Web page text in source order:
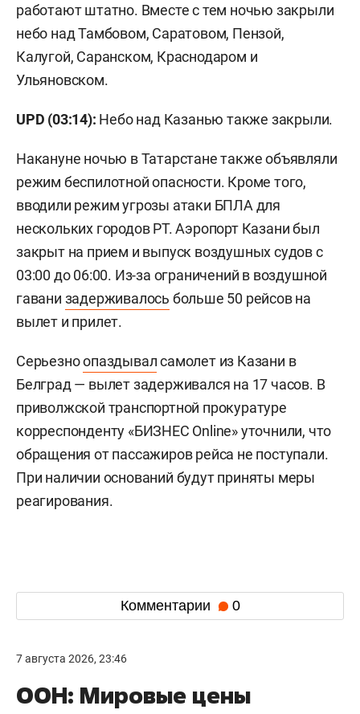
работают штатно. Вместе с тем ночью закрыли
небо над Тамбовом, Саратовом, Пензой,
Калугой, Саранском, Краснодаром и
Ульяновском.
UPD (03:14): Небо над Казанью также закрыли.
Накануне ночью в Татарстане также объявляли
режим беспилотной опасности. Кроме того,
вводили режим угрозы атаки БПЛА для
нескольких городов РТ. Аэропорт Казани был
закрыт на прием и выпуск воздушных судов с
03:00 до 06:00. Из-за ограничений в воздушной
гавани задерживалось больше 50 рейсов на
вылет и прилет.
Серьезноопаздывалсамолет из Казани в
Белград — вылет задерживался на 17 часов. В
приволжской транспортной прокуратуре
корреспонденту «БИЗНЕС Online» уточнили, что
обращения от пассажиров рейса не поступали.
При наличии оснований будут приняты меры
реагирования.
Комментарии 0
7 августа 2026, 23:46
ООН: Мировые цены